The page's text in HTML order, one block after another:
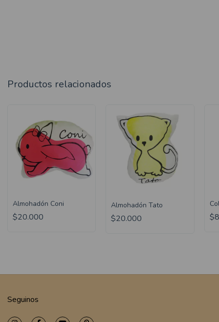
Productos relacionados
Almohadón Coni
$20.000
Almohadón Tato
$20.000
Seguinos